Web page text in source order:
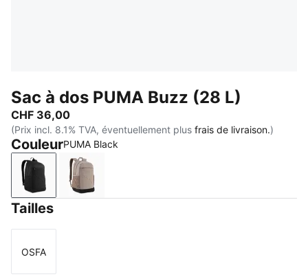
Sac à dos PUMA Buzz (28 L)
CHF 36,00
(Prix incl. 8.1% TVA, éventuellement plus frais de livraison.)
CouleurPUMA Black
PUMA BlackMouse Gray
Tailles
Taille
OSFA